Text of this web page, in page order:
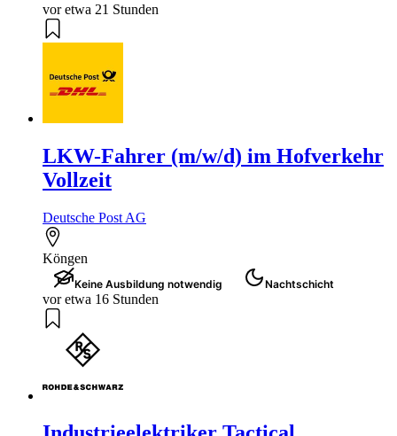
vor etwa 21 Stunden
LKW-Fahrer (m/w/d) im Hofverkehr
Vollzeit
Deutsche Post AG
Köngen
Keine Ausbildung notwendig Nachtschicht
vor etwa 16 Stunden